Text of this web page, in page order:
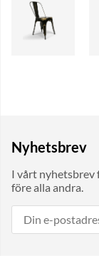
Nyhetsbrev
I vårt nyhetsbrev
före alla andra.